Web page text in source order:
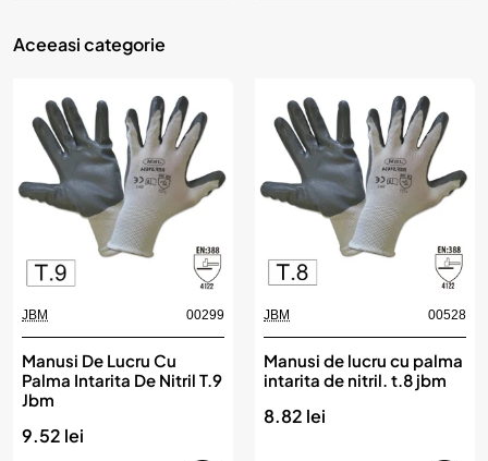
Aceeasi categorie
JBM 00299
Manusi De Lucru Cu
Palma Intarita De Nitril T.9
Jbm
9.52 lei
JBM 00528
Manusi de lucru cu palma
intarita de nitril. t.8 jbm
8.82 lei